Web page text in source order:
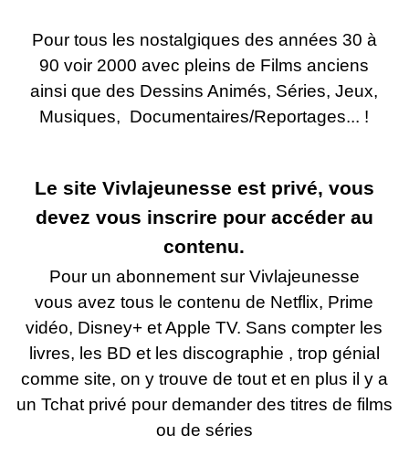
Pour tous les nostalgiques des années 30 à
90 voir 2000 avec pleins de Films anciens
ainsi que des Dessins Animés, Séries, Jeux,
Musiques, Documentaires/Reportages... !
Le site Vivlajeunesse est privé, vous
devez vous inscrire pour accéder au
contenu.
Pour un abonnement sur Vivlajeunesse
vous avez tous le contenu de Netflix, Prime
vidéo, Disney+ et Apple TV. Sans compter les
livres, les BD et les discographie , trop génial
comme site, on y trouve de tout et en plus il y a
un Tchat privé pour demander des titres de films
ou de séries